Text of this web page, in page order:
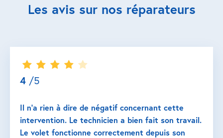
Les avis sur nos réparateurs
4 /5
Il n’a rien à dire de négatif concernant cette
intervention. Le technicien a bien fait son travail.
Le volet fonctionne correctement depuis son